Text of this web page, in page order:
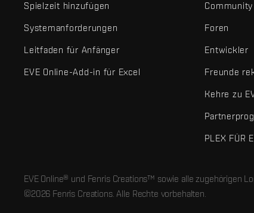
Spielzeit hinzufügen
Systemanforderungen
Leitfaden für Anfänger
EVE Online-Add-in für Excel
Community
Foren
Entwickler
Freunde
Kehre zu
PLEX FÜR
EVE Online® und Fenris Creations™ sowie alle zugehörigen
©2026 Fenris Creations. Alle Rechte vorbehalten.